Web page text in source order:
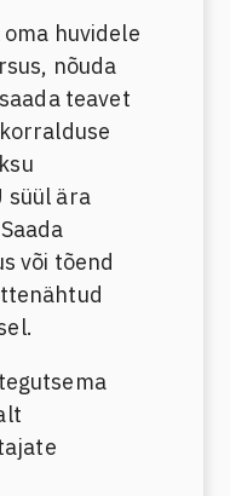
huvidele
nõuda
teavet
süül ära
või tõend